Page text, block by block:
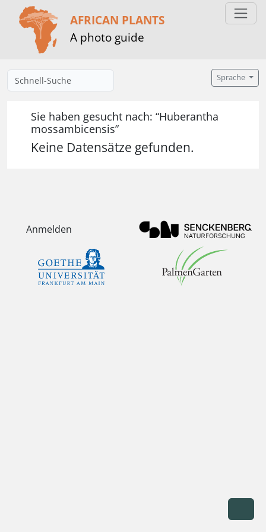
AFRICAN PLANTS
A photo guide
Sprache
Sie haben gesucht nach: “Huberantha
mossambicensis”
Keine Datensätze gefunden.
Anmelden